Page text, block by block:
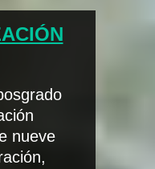
nueve